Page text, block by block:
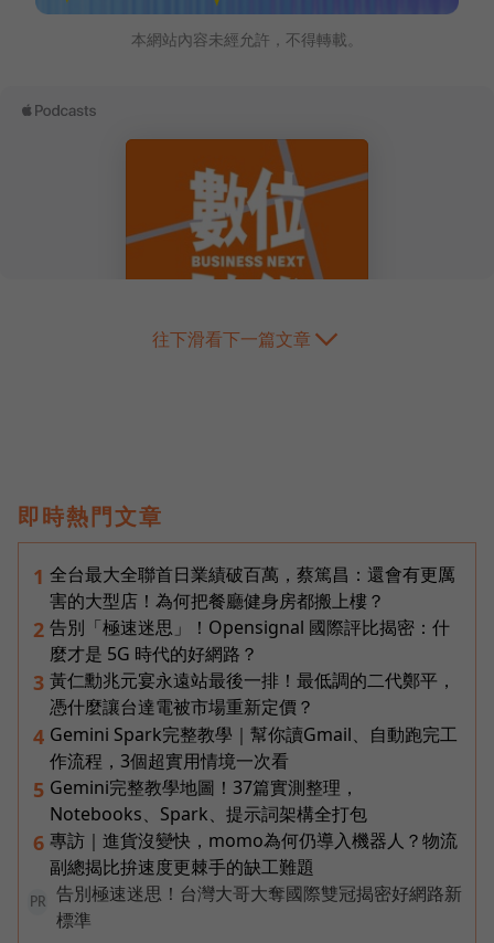
本網站內容未經允許，不得轉載。
往下滑看下一篇文章
即時熱門文章
1 全台最大全聯首日業績破百萬，蔡篤昌：還會有更厲
害的大型店！為何把餐廳健身房都搬上樓？
2 告別「極速迷思」！Opensignal 國際評比揭密：什
麼才是 5G 時代的好網路？
3 黃仁勳兆元宴永遠站最後一排！最低調的二代鄭平，
憑什麼讓台達電被市場重新定價？
4 Gemini Spark完整教學｜幫你讀Gmail、自動跑完工
作流程，3個超實用情境一次看
5 Gemini完整教學地圖！37篇實測整理，
Notebooks、Spark、提示詞架構全打包
6 專訪｜進貨沒變快，momo為何仍導入機器人？物流
副總揭比拚速度更棘手的缺工難題
PR
告別極速迷思！台灣大哥大奪國際雙冠揭密好網路新
標準